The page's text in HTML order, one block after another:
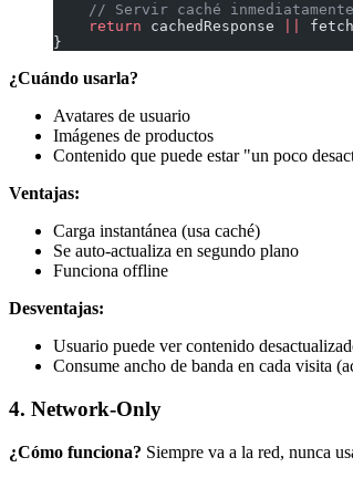
// Servir caché
    return
cachedResponse
}
¿Cuándo usarla?
Avatares de usuario
Imágenes de productos
Contenido que puede estar "un poco
Ventajas:
Carga instantánea (usa caché)
Se auto-actualiza en segundo plano
Funciona offline
Desventajas:
Usuario puede ver contenido
Consume ancho de banda en cada visita
4. Network-Only
¿Cómo funciona? Siempre va a la red, nunca